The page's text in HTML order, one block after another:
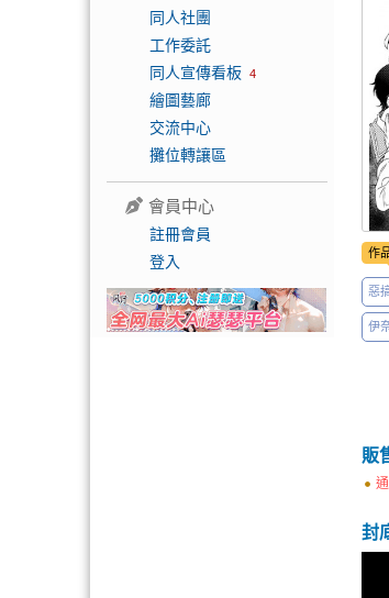
同人社團
工作委託
同人宣傳看板 4
繪圖藝廊
交流中心
攤位轉讓區
會員中心
註冊會員
登入
作
惡
伊
販
封